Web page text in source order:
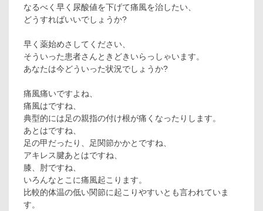
なるべく早く尿酸値を下げて痛風を治したい、
どうすればいいでしょうか?
早く薬始めさしてください、
そういった患者さんときどきいらっしゃいます。
あなたは今どういった状況でしょうか?
痛風痛いですよね、
痛風はですね、
典型的には足の親指の付け根が痛くなったりします。
あとはですね、
足の甲だったり、足関節かかとですね、
アキレス腱あとはですね、
膝、肘ですね、
いろんなとこに痛風起こります。
比較的体温の低い関節に起こりやすいとも言われていま
す。